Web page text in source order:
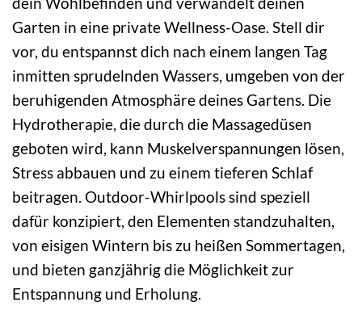
Garten in eine private Wellness-Oase. Stell dir
vor, du entspannst dich nach einem langen Tag
inmitten sprudelnden Wassers, umgeben von der
beruhigenden Atmosphäre deines Gartens. Die
Hydrotherapie, die durch die Massagedüsen
geboten wird, kann Muskelverspannungen lösen,
Stress abbauen und zu einem tieferen Schlaf
beitragen. Outdoor-Whirlpools sind speziell
dafür konzipiert, den Elementen standzuhalten,
von eisigen Wintern bis zu heißen Sommertagen,
und bieten ganzjährig die Möglichkeit zur
Entspannung und Erholung.